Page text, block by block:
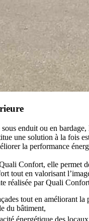
enduit ou en
une solution à la fois
la performance
Confort, elle permet
tout en valorisant
réalisée par Quali
tout en améliorant la
du bâtiment,
énergétique des